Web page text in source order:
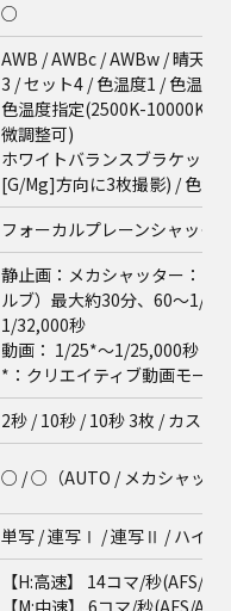
○
AWB / AWBc / AWBw / 晴天 /
3 / セット4 / 色温度1 / 色温度
色温度指定(2500K-10000Kの
微調整可)
ホワイトバランスブラケット
[G/Mg]方向に3枚撮影) / 色温
フォーカルプレーンシャッタ
静止画：メカシャッター：B
ルブ）最大約30分、60～1/
1/32,000秒
動画： 1/25*～1/25,000秒
*：クリエイティブ動画モー
2秒 / 10秒 / 10秒 3枚 / カスタ
○ / ○（AUTO / メカシャッタ
単写 / 連写Ⅰ / 連写Ⅱ / ハイレ
【H:高速】 14コマ/秒(AFS/
【M:中速】 6コマ/秒(AFS/